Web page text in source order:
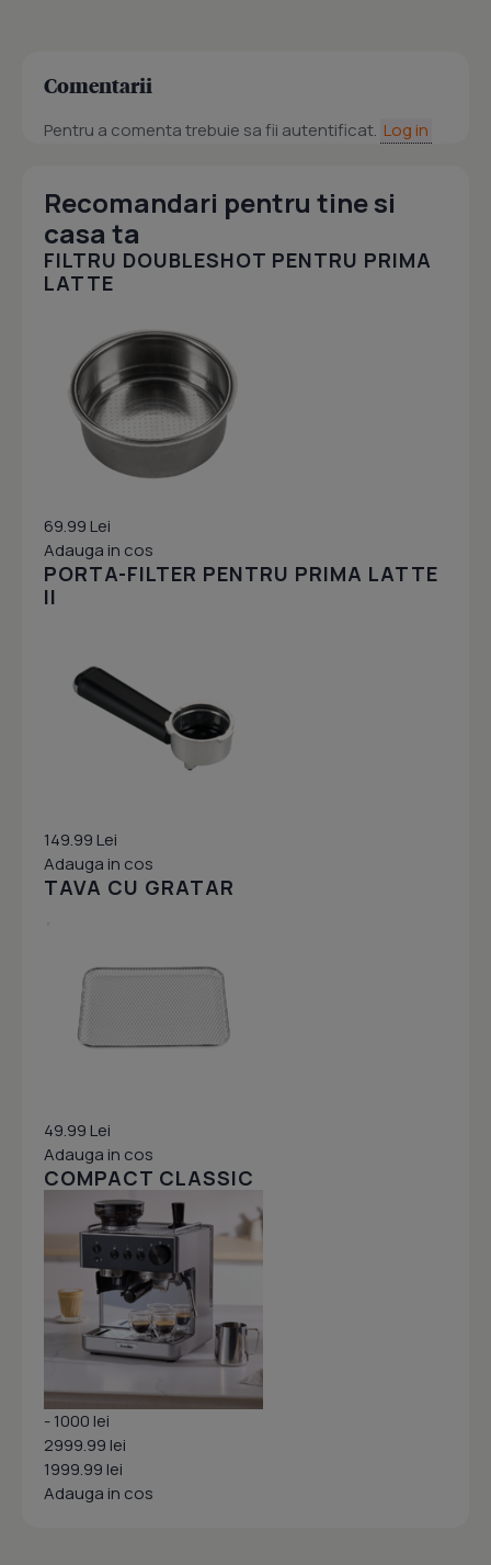
Comentarii
Pentru a comenta trebuie sa fii autentificat. Log in
Recomandari pentru tine si
casa ta
FILTRU DOUBLESHOT PENTRU PRIMA
LATTE
69.99 Lei
Adauga in cos
PORTA-FILTER PENTRU PRIMA LATTE
II
149.99 Lei
Adauga in cos
TAVA CU GRATAR
49.99 Lei
Adauga in cos
COMPACT CLASSIC
- 1000 lei
2999.99 lei
1999.99 lei
Adauga in cos